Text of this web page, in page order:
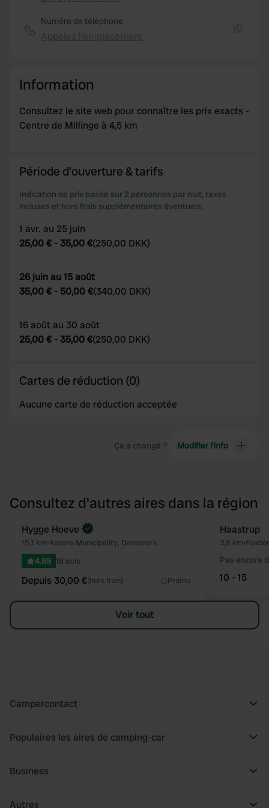
Numéro de téléphone
Information
Consultez le site web pour connaître les prix exacts -
Centre de Millinge à 4,5 km
Période d'ouverture & tarifs
Indication de prix basée sur 2 personnes par nuit, taxes
incluses et hors frais supplémentaires éventuels.
1 avr. au 25 juin
25,00 € - 35,00 €(250,00 DKK)
26 juin au 15 août
35,00 € - 50,00 €(340,00 DKK)
16 août au 30 août
25,00 € - 35,00 €(250,00 DKK)
Cartes de réduction (0)
Aucune carte de réduction acceptée
Ça a changé ? Modifier l’info
Consultez d'autres aires dans la région
Préféré
Reserve maintenant
Hygge Hoeve
15,1 km•Assens Municipality, Danemark
4.89 18 avis
Depuis 30,00 €(hors frais) Promu
Haastrup
3,9 km•
Pas encore
10 - 15
Voir tout
Campercontact
Populaires les aires de camping-car
Business
Autres